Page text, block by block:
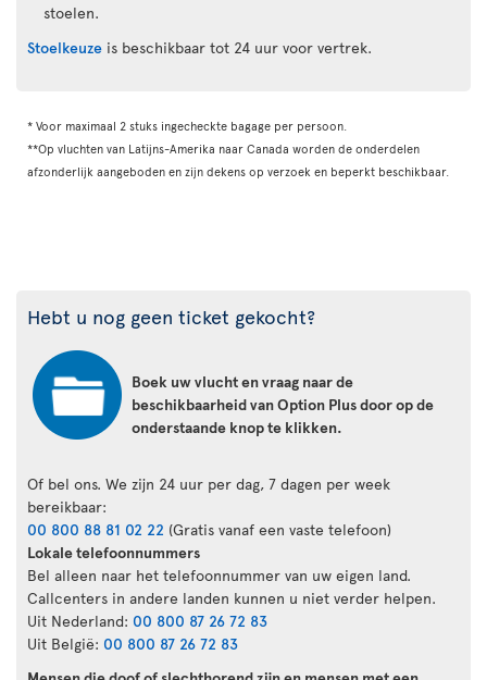
stoelen.
Stoelkeuze is beschikbaar tot 24 uur voor vertrek.
* Voor maximaal 2 stuks ingecheckte bagage per persoon.
**Op vluchten van Latijns-Amerika naar Canada worden de onderdelen
afzonderlijk aangeboden en zijn dekens op verzoek en beperkt beschikbaar.
Hebt u nog geen ticket gekocht?
Boek uw vlucht en vraag naar de
beschikbaarheid van Option Plus door op de
onderstaande knop te klikken.
Of bel ons. We zijn 24 uur per dag, 7 dagen per week
bereikbaar:
00 800 88 81 02 22 (Gratis vanaf een vaste telefoon)
Lokale telefoonnummers
Bel alleen naar het telefoonnummer van uw eigen land.
Callcenters in andere landen kunnen u niet verder helpen.
Uit Nederland: 00 800 87 26 72 83
Uit België: 00 800 87 26 72 83